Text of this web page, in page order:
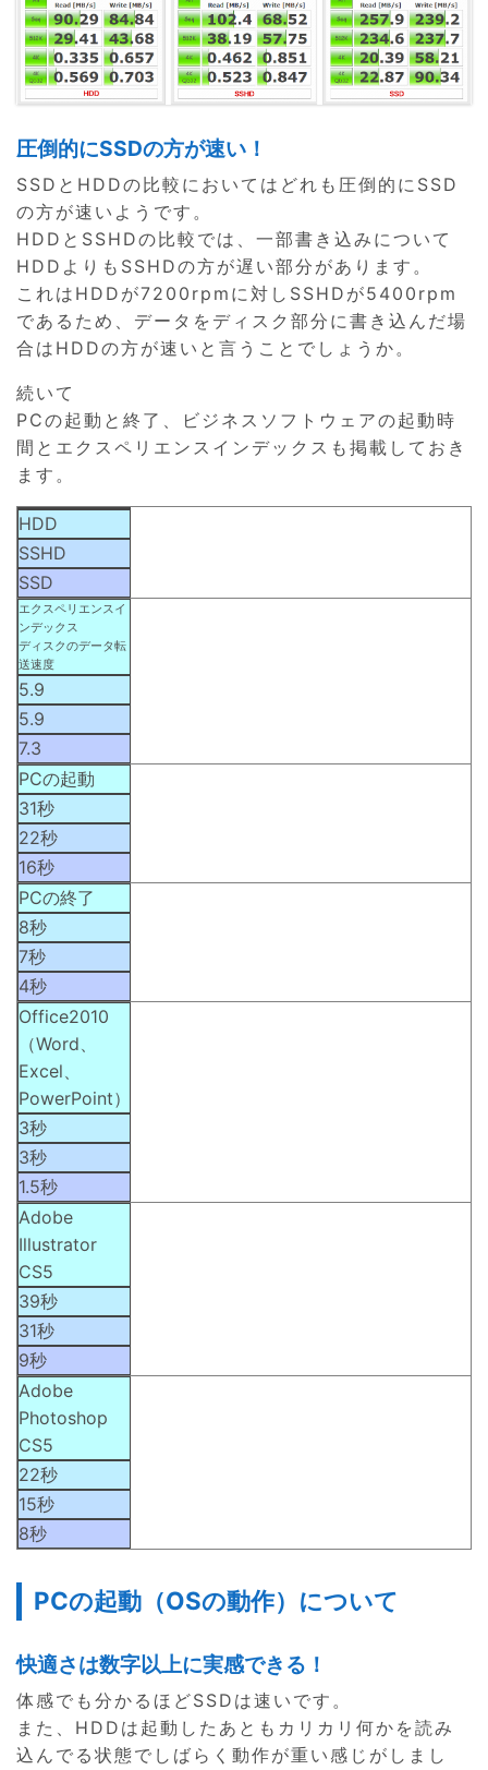
圧倒的にSSDの方が速い！
SSDとHDDの比較においてはどれも圧倒的にSSD
の方が速いようです。
HDDとSSHDの比較では、一部書き込みについて
HDDよりもSSHDの方が遅い部分があります。
これはHDDが7200rpmに対しSSHDが5400rpm
であるため、データをディスク部分に書き込んだ場
合はHDDの方が速いと言うことでしょうか。
続いて
PCの起動と終了、ビジネスソフトウェアの起動時
間とエクスペリエンスインデックスも掲載しておき
ます。
HDD
SSHD
SSD
エクスペリエンスイ
ンデックス
ディスクのデータ転
送速度
5.9
5.9
7.3
PCの起動
31秒
22秒
16秒
PCの終了
8秒
7秒
4秒
Office2010
（Word、
Excel、
PowerPoint）
3秒
3秒
1.5秒
Adobe
Illustrator
CS5
39秒
31秒
9秒
Adobe
Photoshop
CS5
22秒
15秒
8秒
PCの起動（OSの動作）について
快適さは数字以上に実感できる！
体感でも分かるほどSSDは速いです。
また、HDDは起動したあともカリカリ何かを読み
込んでる状態でしばらく動作が重い感じがしまし